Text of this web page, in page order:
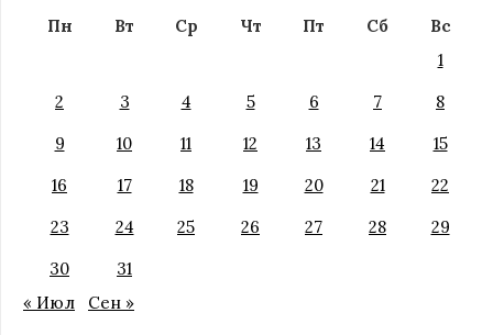
Пн Вт Ср Чт Пт Сб
Вс
1
2
3 4 5 6 7
8
9
10 11 12 13 14
15
16
17 18 19 20 21
22
23
24 25 26 27 28
29
30
31
« Июл
Сен »